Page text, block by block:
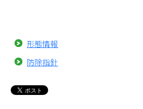
形態情報
防除指針